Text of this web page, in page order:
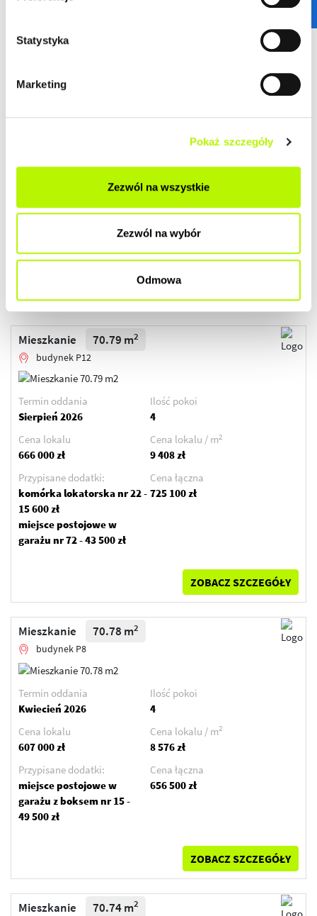
Statystyka
Marketing
Pokaż szczegóły
Zezwól na wszystkie
Zezwól na wybór
Odmowa
budynek P10
Cena lokalu
Cena lokalu / m
miejsce postojowe w
garażu z boksem nr 66a -
46 500 zł
653 500 zł
Mieszkanie 70.79 m2
budynek P12
Termin oddania
Sierpień 2026
Ilość pokoi
4
Cena lokalu
666 000 zł
Cena lokalu / m2
9 408 zł
Przypisane dodatki:
komórka lokatorska nr 22 -
15 600 zł
miejsce postojowe w
garażu nr 72 - 43 500 zł
Cena łączna
725 100 zł
ZOBACZ SZCZEGÓŁY
Mieszkanie 70.78 m2
budynek P8
Termin oddania
Kwiecień 2026
Ilość pokoi
4
Cena lokalu
607 000 zł
Cena lokalu / m2
8 576 zł
Przypisane dodatki:
miejsce postojowe w
garażu z boksem nr 15 -
49 500 zł
Cena łączna
656 500 zł
ZOBACZ SZCZEGÓŁY
Mieszkanie 70.74 m2